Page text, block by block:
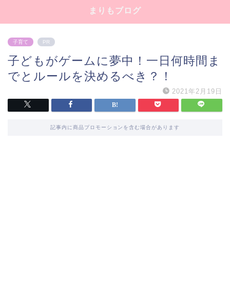
まりもブログ
子育て PR
子どもがゲームに夢中！一日何時間ま
でとルールを決めるべき？！
2021年2月19日
記事内に商品プロモーションを含む場合があります